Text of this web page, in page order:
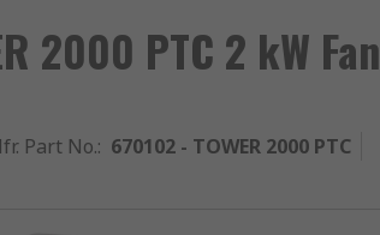
2000 PTC 2 kW Fan
Part No.: 670102 - TOWER 2000 PTC